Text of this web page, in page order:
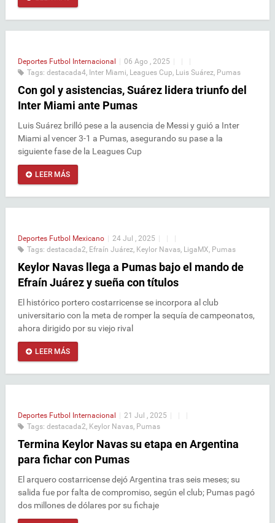
Deportes Futbol Internacional | 06 Ago , 2025 | |
|
Tags: destacada4 Inter Miami Leagues Cup Luis Suárez Pumas
Con gol y asistencias, Suárez lidera triunfo del
Inter Miami ante Pumas
Luis Suárez brilló pese a la ausencia de Messi y guió a Inter
Miami al vencer 3-1 a Pumas, asegurando su pase a la
siguiente fase de la Leagues Cup
LEER MÁS
Deportes Futbol Mexicano | 24 Jul , 2025 | |
|
Tags: destacada2 Efraín Juárez Keylor Navas LigaMX Pumas
Keylor Navas llega a Pumas bajo el mando de
Efraín Juárez y sueña con títulos
El histórico portero costarricense se incorpora al club
universitario con la meta de romper la sequía de campeonatos,
ahora dirigido por su viejo rival
LEER MÁS
Deportes Futbol Internacional | 21 Jul , 2025 | |
|
Tags: destacada2 Keylor Navas Pumas
Termina Keylor Navas su etapa en Argentina
para fichar con Pumas
El arquero costarricense dejó Argentina tras seis meses; su
salida fue por falta de compromiso, según el club; Pumas pagó
dos millones de dólares por su fichaje